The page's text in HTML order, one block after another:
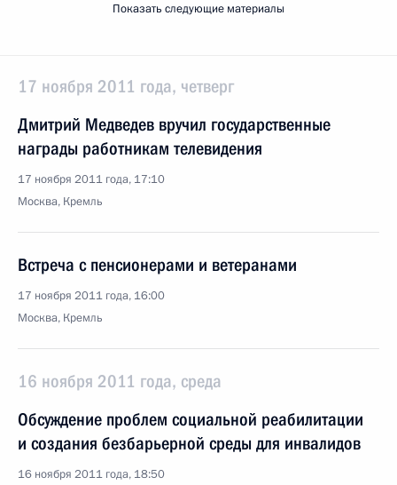
Показать следующие материалы
17 ноября 2011 года, четверг
Дмитрий Медведев вручил государственные
награды работникам телевидения
17 ноября 2011 года, 17:10
Москва, Кремль
Встреча с пенсионерами и ветеранами
17 ноября 2011 года, 16:00
Москва, Кремль
16 ноября 2011 года, среда
Обсуждение проблем социальной реабилитации
и создания безбарьерной среды для инвалидов
16 ноября 2011 года, 18:50